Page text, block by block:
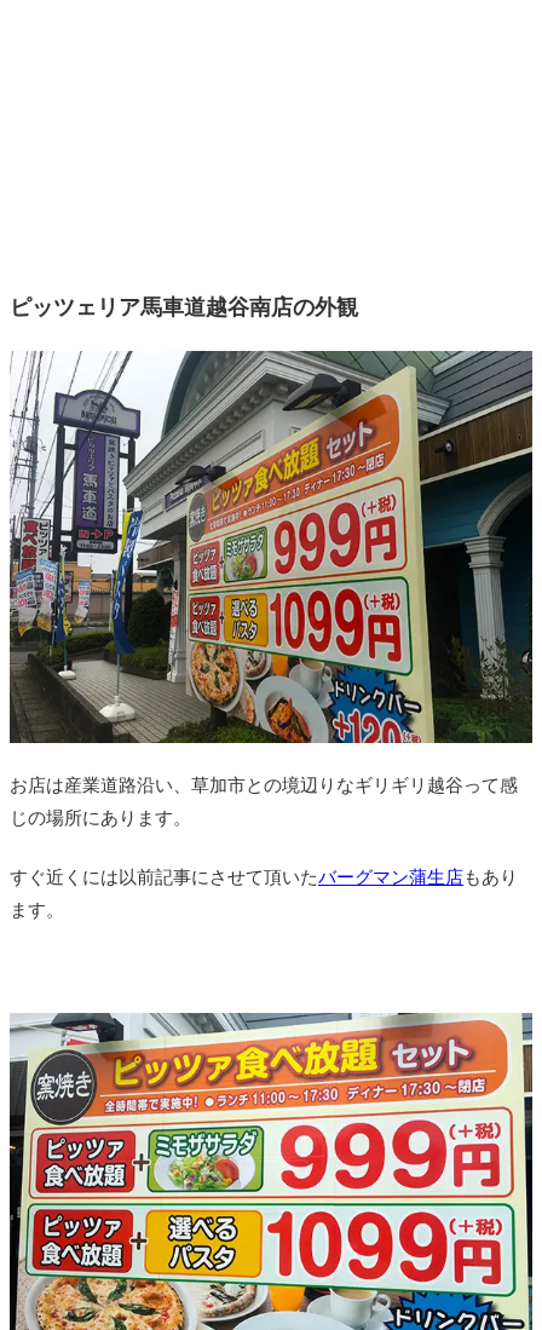
ピッツェリア馬車道越谷南店の外観
お店は産業道路沿い、草加市との境辺りなギリギリ越谷って感
じの場所にあります。
すぐ近くには以前記事にさせて頂いたバーグマン蒲生店もあり
ます。